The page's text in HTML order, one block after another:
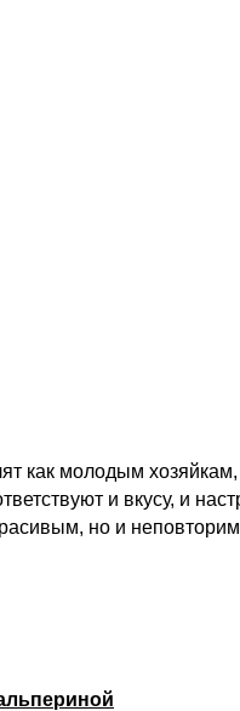
как молодым
и вкусу, и
но и